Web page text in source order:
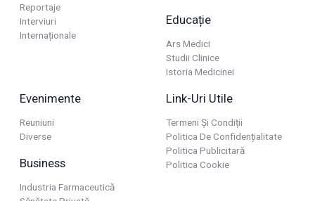
Reportaje
Interviuri
Internaționale
Educație
Ars Medici
Studii Clinice
Istoria Medicinei
Evenimente
Reuniuni
Diverse
Business
Industria Farmaceutică
Link-Uri Utile
Termeni Și Condiții
Politica De Confidențialitate
Politica Publicitară
Politica Cookie